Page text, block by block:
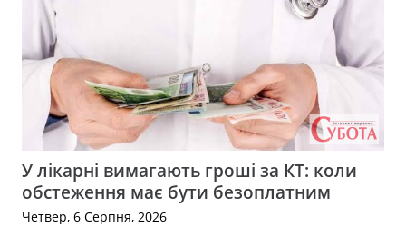
У лікарні вимагають гроші за КТ: коли
обстеження має бути безоплатним
Четвер, 6 Серпня, 2026